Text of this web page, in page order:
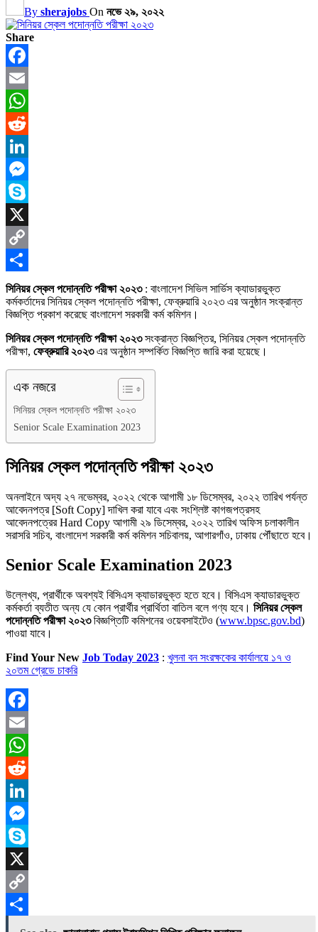
By sherajobs On নভে ২৯, ২০২২
Share
Facebook
Email
WhatsApp
Reddit
LinkedIn
Messenger
Skype
X
Copy
Link
Share
সিনিয়র স্কেল পদোন্নতি পরীক্ষা ২০২৩: বাংলাদেশ সিভিল সার্ভিস ক্যাডারভুক্ত
কর্মকর্তাদের সিনিয়র স্কেল পদোন্নতি পরীক্ষা, ফেব্রুয়ারি ২০২৩ এর অনুষ্ঠান সংক্রান্ত
বিজ্ঞপ্তি প্রকাশ করেছে বাংলাদেশ সরকারী কর্ম কমিশন।
সিনিয়র স্কেল পদোন্নতি পরীক্ষা ২০২৩সংক্রান্ত বিজ্ঞপ্তির, সিনিয়র স্কেল পদোন্নতি
পরীক্ষা, ফেব্রুয়ারি ২০২৩এর অনুষ্ঠান সম্পর্কিত বিজ্ঞপ্তি জারি করা হয়েছে।
এক নজরে
সিনিয়র স্কেল পদোন্নতি পরীক্ষা ২০২৩
Senior Scale Examination 2023
সিনিয়র স্কেল পদোন্নতি পরীক্ষা ২০২৩
অনলাইনে অদ্য ২৭ নভেম্বর, ২০২২ থেকে আগামী ১৮ ডিসেম্বর, ২০২২ তারিখ পর্যন্ত
আবেদনপত্র [Soft Copy] দাখিল করা যাবে এবং সংশ্লিষ্ট কাগজপত্রসহ
আবেদনপত্রের Hard Copy আগামী ২৯ ডিসেম্বর, ২০২২ তারিখ অফিস চলাকালীন
সরাসরি সচিব, বাংলাদেশ সরকারী কর্ম কমিশন সচিবালয়, আগারগাঁও, ঢাকায় পৌঁছাতে হবে।
Senior Scale Examination 2023
উল্লেখ্য, প্রার্থীকে অবশ্যই বিসিএস ক্যাডারভুক্ত হতে হবে। বিসিএস ক্যাডারভুক্ত
কর্মকর্তা ব্যতীত অন্য যে কোন প্রার্থীর প্রার্থিতা বাতিল বলে গণ্য হবে। সিনিয়র স্কেল
পদোন্নতি পরীক্ষা ২০২৩বিজ্ঞপ্তিটি কমিশনের ওয়েবসাইটেও (www.bpsc.gov.bd)
পাওয়া যাবে।
Find Your New Job Today 2023 : খুলনা বন সংরক্ষকের কার্যালয়ে ১৭ ও
২০তম গ্রেডে চাকরি
Facebook
Email
WhatsApp
Reddit
LinkedIn
Messenger
Skype
X
Copy
Link
Share